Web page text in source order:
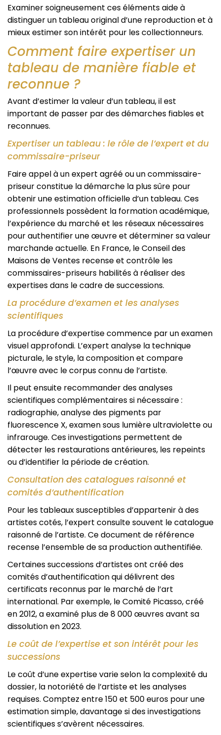
Examiner soigneusement ces éléments aide à
distinguer un tableau original d’une reproduction et à
mieux estimer son intérêt pour les collectionneurs.
Comment faire expertiser un
tableau de manière fiable et
reconnue ?
Avant d’estimer la valeur d’un tableau, il est
important de passer par des démarches fiables et
reconnues.
Expertiser un tableau : le rôle de l’expert et du
commissaire-priseur
Faire appel à un expert agréé ou un commissaire-
priseur constitue la démarche la plus sûre pour
obtenir une estimation officielle d’un tableau. Ces
professionnels possèdent la formation académique,
l’expérience du marché et les réseaux nécessaires
pour authentifier une œuvre et déterminer sa valeur
marchande actuelle. En France, le Conseil des
Maisons de Ventes recense et contrôle les
commissaires-priseurs habilités à réaliser des
expertises dans le cadre de successions.
La procédure d’examen et les analyses
scientifiques
La procédure d’expertise commence par un examen
visuel approfondi. L’expert analyse la technique
picturale, le style, la composition et compare
l’œuvre avec le corpus connu de l’artiste.
Il peut ensuite recommander des analyses
scientifiques complémentaires si nécessaire :
radiographie, analyse des pigments par
fluorescence X, examen sous lumière ultraviolette ou
infrarouge. Ces investigations permettent de
détecter les restaurations antérieures, les repeints
ou d’identifier la période de création.
Consultation des catalogues raisonné et
comités d’authentification
Pour les tableaux susceptibles d’appartenir à des
artistes cotés, l’expert consulte souvent le catalogue
raisonné de l’artiste. Ce document de référence
recense l’ensemble de sa production authentifiée.
Certaines successions d’artistes ont créé des
comités d’authentification qui délivrent des
certificats reconnus par le marché de l’art
international. Par exemple, le Comité Picasso, créé
en 2012, a examiné plus de 8 000 œuvres avant sa
dissolution en 2023.
Le coût de l’expertise et son intérêt pour les
successions
Le coût d’une expertise varie selon la complexité du
dossier, la notoriété de l’artiste et les analyses
requises. Comptez entre 150 et 500 euros pour une
estimation simple, davantage si des investigations
scientifiques s’avèrent nécessaires.